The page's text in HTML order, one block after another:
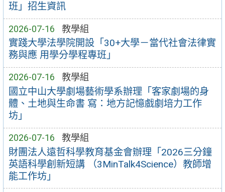
班」招生資訊
2026-07-16 教學組
實踐大學法學院開設「30+大學－當代社會法律實
務與應 用學分學程專班」
2026-07-16 教學組
國立中山大學劇場藝術學系辦理「客家劇場的身
體、土地與生命書 寫：地方記憶戲劇培力工作
坊」
2026-07-16 教學組
財團法人遠哲科學教育基金會辦理「2026三分鐘
英語科學創新短講 （3MinTalk4Science）教師增
能工作坊」